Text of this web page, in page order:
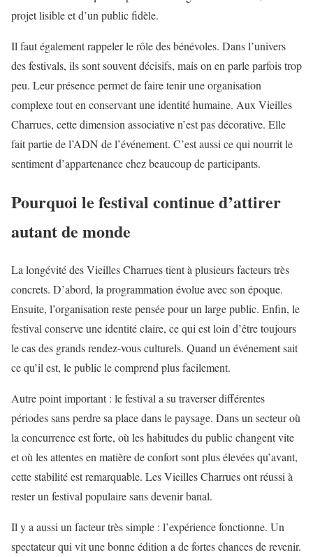
projet lisible et d’un public fidèle.
Il faut également rappeler le rôle des bénévoles. Dans l’univers
des festivals, ils sont souvent décisifs, mais on en parle parfois trop
peu. Leur présence permet de faire tenir une organisation
complexe tout en conservant une identité humaine. Aux Vieilles
Charrues, cette dimension associative n’est pas décorative. Elle
fait partie de l’ADN de l’événement. C’est aussi ce qui nourrit le
sentiment d’appartenance chez beaucoup de participants.
Pourquoi le festival continue d’attirer
autant de monde
La longévité des Vieilles Charrues tient à plusieurs facteurs très
concrets. D’abord, la programmation évolue avec son époque.
Ensuite, l’organisation reste pensée pour un large public. Enfin, le
festival conserve une identité claire, ce qui est loin d’être toujours
le cas des grands rendez-vous culturels. Quand un événement sait
ce qu’il est, le public le comprend plus facilement.
Autre point important : le festival a su traverser différentes
périodes sans perdre sa place dans le paysage. Dans un secteur où
la concurrence est forte, où les habitudes du public changent vite
et où les attentes en matière de confort sont plus élevées qu’avant,
cette stabilité est remarquable. Les Vieilles Charrues ont réussi à
rester un festival populaire sans devenir banal.
Il y a aussi un facteur très simple : l’expérience fonctionne. Un
spectateur qui vit une bonne édition a de fortes chances de revenir.